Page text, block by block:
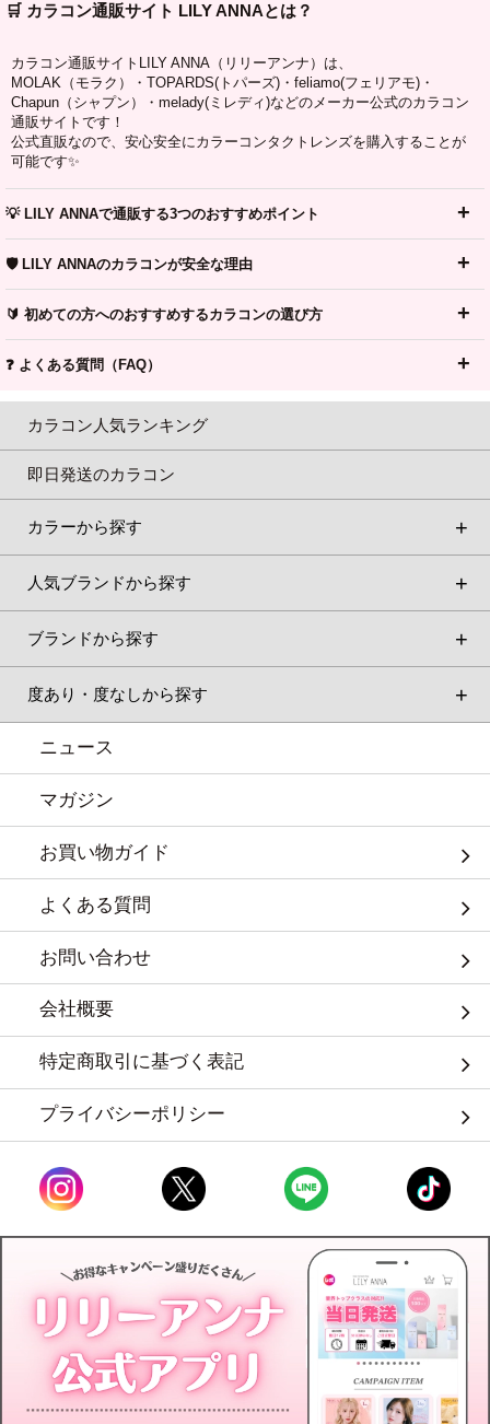
🛒 カラコン通販サイト LILY ANNAとは？
カラコン通販サイトLILY ANNA（リリーアンナ）は、
MOLAK（モラク）・TOPARDS(トパーズ)・feliamo(フェリアモ)・
Chapun（シャプン）・melady(ミレディ)などのメーカー公式のカラコン
通販サイトです！
公式直販なので、安心安全にカラーコンタクトレンズを購入することが
可能です✨
💡 LILY ANNAで通販する3つのおすすめポイント
🛡️ LILY ANNAのカラコンが安全な理由
🔰 初めての方へのおすすめするカラコンの選び方
❓ よくある質問（FAQ）
カラコン人気ランキング
即日発送のカラコン
カラーから探す
人気ブランドから探す
ブランドから探す
度あり・度なしから探す
ニュース
マガジン
お買い物ガイド
よくある質問
お問い合わせ
会社概要
特定商取引に基づく表記
プライバシーポリシー